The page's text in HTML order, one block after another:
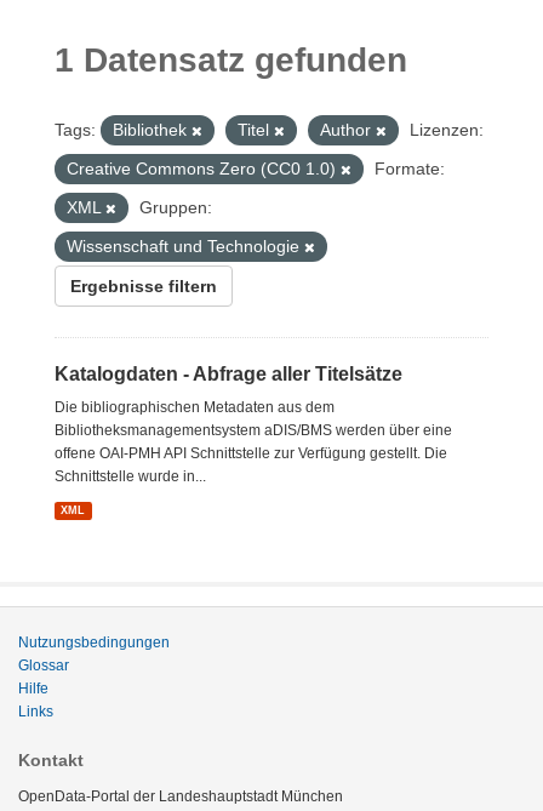
1 Datensatz gefunden
Tags: Bibliothek Titel Author
Lizenzen:
Creative Commons Zero (CC0 1.0)
Formate:
XML
Gruppen:
Wissenschaft und Technologie
Ergebnisse filtern
Katalogdaten - Abfrage aller Titelsätze
Die bibliographischen Metadaten aus dem
Bibliotheksmanagementsystem aDIS/BMS werden über eine
offene OAI-PMH API Schnittstelle zur Verfügung gestellt. Die
Schnittstelle wurde in...
XML
Nutzungsbedingungen
Glossar
Hilfe
Links
Kontakt
OpenData-Portal der Landeshauptstadt München